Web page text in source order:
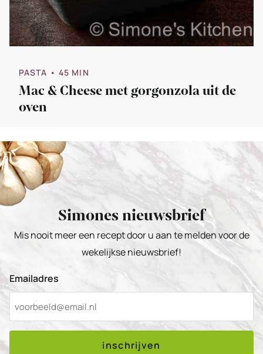
PASTA • 45 MIN
Mac & Cheese met gorgonzola uit de
oven
Simones nieuwsbrief
Mis nooit meer een recept door u aan te melden voor de
wekelijkse nieuwsbrief!
Emailadres
inschrijven